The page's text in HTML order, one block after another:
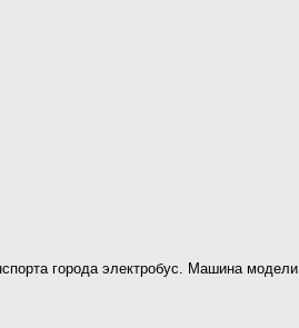
города электробус. Машина модели